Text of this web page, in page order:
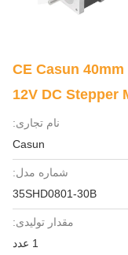
CE Casun
12V DC Stepper
نام تجاری:
Casun
شماره مدل:
35SHD0801-30B
مقدار تولیدی: